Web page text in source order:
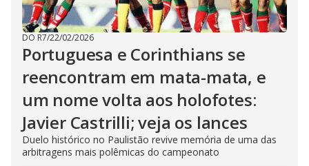
DO R7/22/02/2026
Portuguesa e Corinthians se
reencontram em mata-mata, e
um nome volta aos holofotes:
Javier Castrilli; veja os lances
Duelo histórico no Paulistão revive memória de uma das
arbitragens mais polêmicas do campeonato